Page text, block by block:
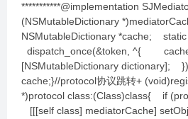
***********@implementation
(NSMutableDictionary
NSMutableDictionary *cache; static
dispatch_once(&token, ^{
[NSMutableDictionary dictionary];
cache;}//protocol协议跳转+
*)protocol class:(Class)class{ if
[[[self class] mediatorCache]